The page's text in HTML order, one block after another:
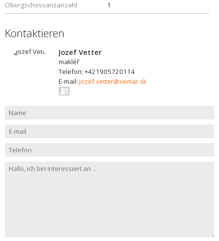
Obergschossanzanzahl
1
Kontaktieren
Jozef Vetter
makléř
Telefon: +421905720114
E-mail: jozef.vetter@xemar.sk